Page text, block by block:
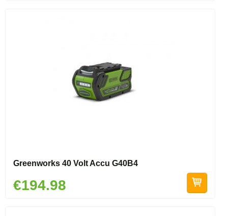
Greenworks 40 Volt Accu G40B4
€194.98